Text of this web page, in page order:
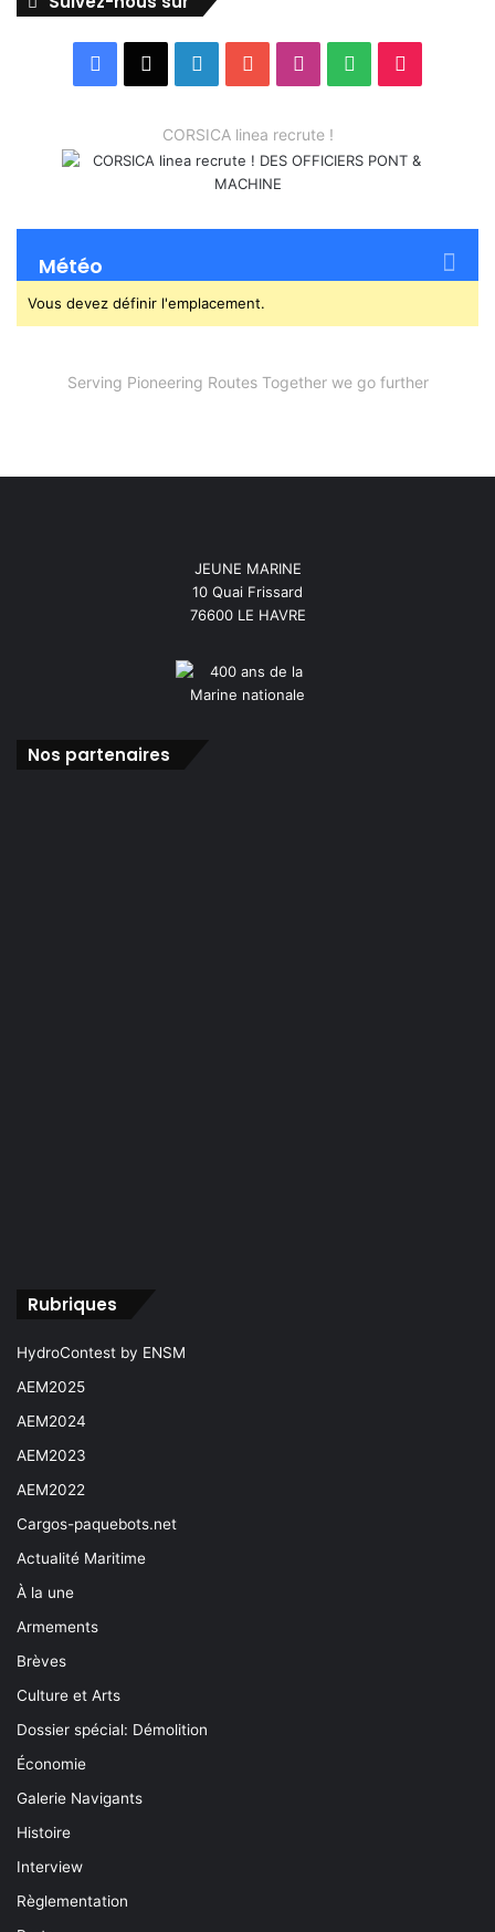
Facebook LinkedinYouTubeInstagram
Spotify
CORSICA linea recrute !
Météo
Vous devez définir l'emplacement.
Serving Pioneering Routes Together we go further
JEUNE MARINE
10 Quai Frissard
76600 LE HAVRE
Nos partenaires
Rubriques
HydroContest by ENSM
AEM2025
AEM2024
AEM2023
AEM2022
Cargos-paquebots.net
Actualité Maritime
À la une
Armements
Brèves
Culture et Arts
Dossier spécial: Démolition
Économie
Galerie Navigants
Histoire
Interview
Règlementation